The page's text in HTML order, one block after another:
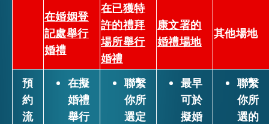
在婚姻登
記處舉行
婚禮
在已獲特
許的禮拜
場所舉行
婚禮
康文署的
婚禮場地
其他場地
預
約
流
在擬
婚禮
舉行
聯繫
你所
選定
最早
可於
擬婚
聯繫
你所
選的